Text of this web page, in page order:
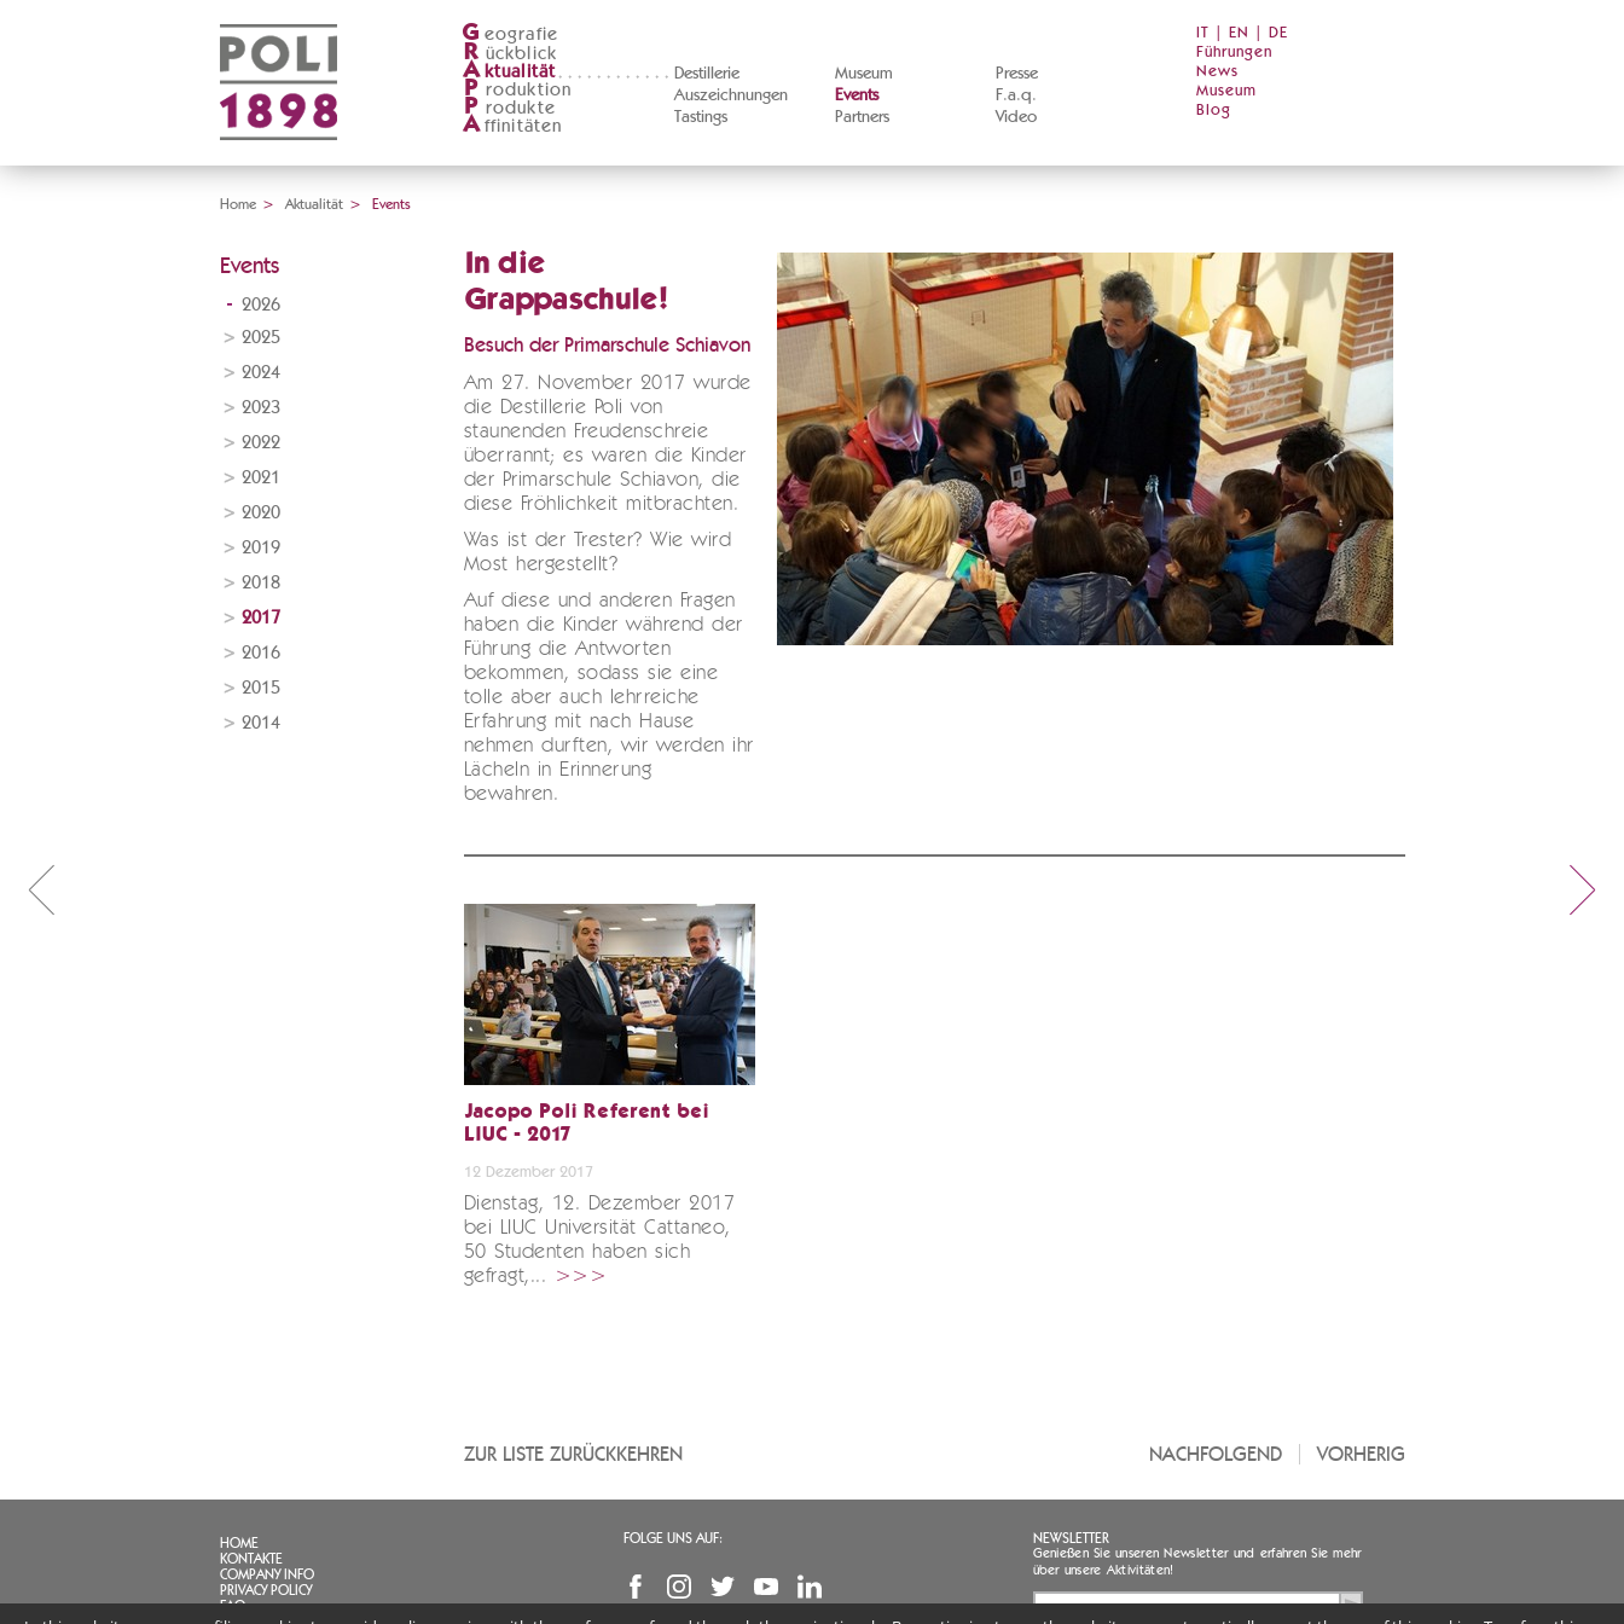
G eografie
R ückblick
A ktualität
Destillerie
Auszeichnungen
Tastings
Museum
Events
Partners
Presse
F.a.q.
Video
P roduktion
P rodukte
A ffinitäten
IT EN
DE
Führungen
News
Museum
Blog
Home > Aktualität > Events
Events
2026
2025
2024
2023
2022
2021
2020
2019
2018
2017
2016
2015
2014
In die
Grappaschule!
Besuch der Primarschule Schiavon
Am 27. November 2017 wurde
die Destillerie Poli von
staunenden Freudenschreie
überrannt; es waren die Kinder
der Primarschule Schiavon, die
diese Fröhlichkeit mitbrachten.
Was ist der Trester? Wie wird
Most hergestellt?
Auf diese und anderen Fragen
haben die Kinder während der
Führung die Antworten
bekommen, sodass sie eine
tolle aber auch lehrreiche
Erfahrung mit nach Hause
nehmen durften, wir werden ihr
Lächeln in Erinnerung
bewahren.
Jacopo Poli Referent bei
LIUC - 2017
12 Dezember 2017
Dienstag, 12. Dezember 2017
bei LIUC Universität Cattaneo,
50 Studenten haben sich
gefragt,... >>>
ZUR LISTE ZURÜCKKEHREN VORHERIG
NACHFOLGEND
HOME
KONTAKTE
COMPANY INFO
PRIVACY POLICY
FAQ
FOLGE UNS AUF: NEWSLETTER
Genießen Sie unseren Newsletter und erfahren Sie mehr
über unsere Aktivitäten!